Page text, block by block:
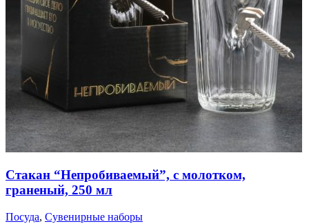
Стакан “Непробиваемый”, с молотком,
граненый, 250 мл
Посуда, Сувенирные наборы